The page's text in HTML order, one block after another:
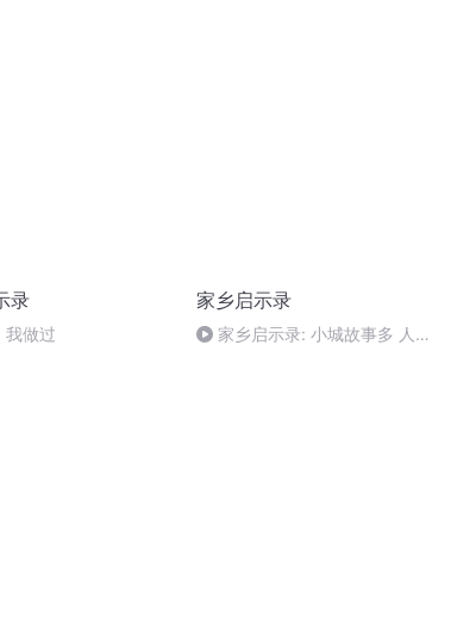
录
我做过
家乡启示录
家乡启示录: 小城故事多 人间